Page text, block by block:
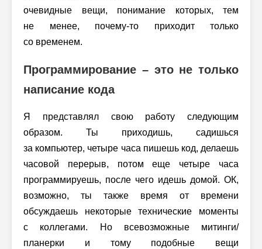
очевидные вещи, понимание которых, тем
не менее, почему-то приходит только
со временем.
Программирование – это не только
написание кода
Я представлял свою работу следующим
образом. Ты приходишь, садишься
за компьютер, четыре часа пишешь код, делаешь
часовой перерыв, потом еще четыре часа
программируешь, после чего идешь домой. ОК,
возможно, ты также время от времени
обсуждаешь некоторые технические моменты
с коллегами. Но всевозможные митинги/
планерки и тому подобные вещи